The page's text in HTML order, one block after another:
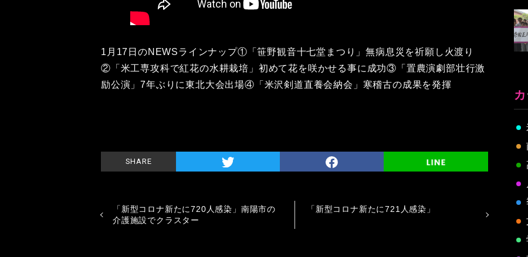
1月17日のNEWSラインナップ①「笹野観音十七堂まつり」無病息災を祈願し火渡り
②「米工専攻科で紅花の水耕栽培」初めて花を咲かせる事に成功③「置農演劇部壮行激
励公演」7年ぶりに東北大会出場④「米沢剣道直養会納会」寒稽古の成果を発揮
SHARE
「新型コロナ新たに720人感染」南陽市の
介護施設でクラスター
「新型コロナ新たに721人感染」